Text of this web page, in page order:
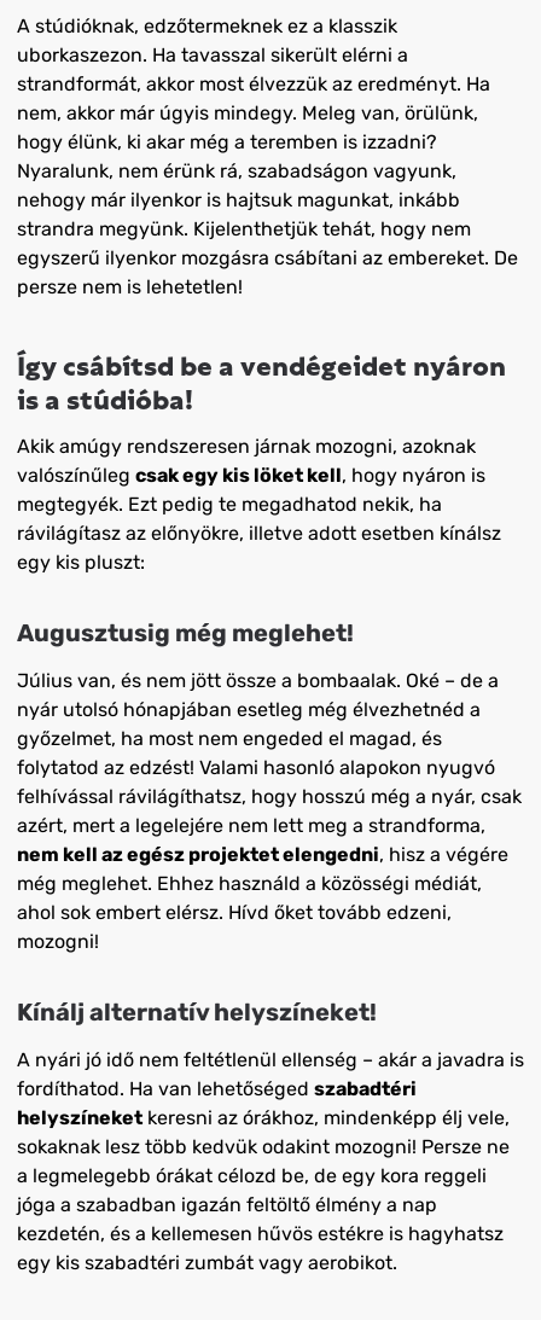
A stúdióknak, edzőtermeknek ez a klasszik
uborkaszezon. Ha tavasszal sikerült elérni a
strandformát, akkor most élvezzük az eredményt. Ha
nem, akkor már úgyis mindegy. Meleg van, örülünk,
hogy élünk, ki akar még a teremben is izzadni?
Nyaralunk, nem érünk rá, szabadságon vagyunk,
nehogy már ilyenkor is hajtsuk magunkat, inkább
strandra megyünk. Kijelenthetjük tehát, hogy nem
egyszerű ilyenkor mozgásra csábítani az embereket. De
persze nem is lehetetlen!
Így csábítsd be a vendégeidet nyáron
is a stúdióba!
Akik amúgy rendszeresen járnak mozogni, azoknak
valószínűleg csak egy kis löket kell, hogy nyáron is
megtegyék. Ezt pedig te megadhatod nekik, ha
rávilágítasz az előnyökre, illetve adott esetben kínálsz
egy kis pluszt:
Augusztusig még meglehet!
Július van, és nem jött össze a bombaalak. Oké – de a
nyár utolsó hónapjában esetleg még élvezhetnéd a
győzelmet, ha most nem engeded el magad, és
folytatod az edzést! Valami hasonló alapokon nyugvó
felhívással rávilágíthatsz, hogy hosszú még a nyár, csak
azért, mert a legelejére nem lett meg a strandforma,
nem kell az egész projektet elengedni, hisz a végére
még meglehet. Ehhez használd a közösségi médiát,
ahol sok embert elérsz. Hívd őket tovább edzeni,
mozogni!
Kínálj alternatív helyszíneket!
A nyári jó idő nem feltétlenül ellenség – akár a javadra is
fordíthatod. Ha van lehetőséged szabadtéri
helyszíneket keresni az órákhoz, mindenképp élj vele,
sokaknak lesz több kedvük odakint mozogni! Persze ne
a legmelegebb órákat célozd be, de egy kora reggeli
jóga a szabadban igazán feltöltő élmény a nap
kezdetén, és a kellemesen hűvös estékre is hagyhatsz
egy kis szabadtéri zumbát vagy aerobikot.